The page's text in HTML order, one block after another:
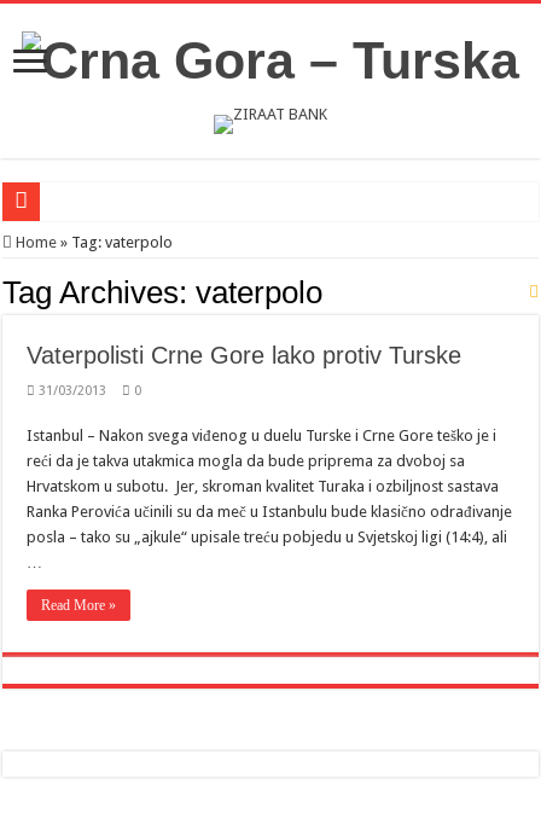
Novosti iz Acibadema
Šahman sa iseljenicima iz Crne Gore u Turskoj: Velika je važnost naše
Home » Tag:vaterpolo
Tag Archives:vaterpolo
Vaterpolisti Crne Gore lako protiv Turske
31/03/2013 0
Istanbul – Nakon svega viđenog u duelu Turske i Crne Gore teško je i
reći da je takva utakmica mogla da bude priprema za dvoboj sa
Hrvatskom u subotu. Jer, skroman kvalitet Turaka i ozbiljnost sastava
Ranka Perovića učinili su da meč u Istanbulu bude klasično odrađivanje
posla – tako su „ajkule“ upisale treću pobjedu u Svjetskoj ligi (14:4), ali
…
Read More »